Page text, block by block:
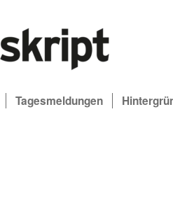
Tagesmeldungen